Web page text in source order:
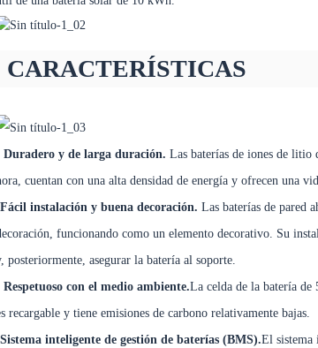
CARACTERÍSTICAS
Duradero y de larga duración. Las baterías de iones de litio
cuentan con una alta densidad de energía y ofrecen una
Fácil instalación y buena decoración. Las baterías de pared
funcionando como un elemento decorativo. Su
posteriormente, asegurar la batería al soporte.
Respetuoso con el medio ambiente.La celda de la batería de
recargable y tiene emisiones de carbono relativamente bajas.
inteligente de gestión de baterías (BMS).El sistema